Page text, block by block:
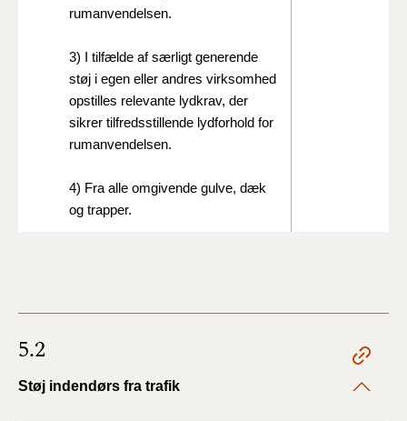
rumanvendelsen.
3) I tilfælde af særligt generende
støj i egen eller andres virksomhed
opstilles relevante lydkrav, der
sikrer tilfredsstillende lydforhold for
rumanvendelsen.
4) Fra alle omgivende gulve, dæk
og trapper.
5.2
Støj indendørs fra trafik